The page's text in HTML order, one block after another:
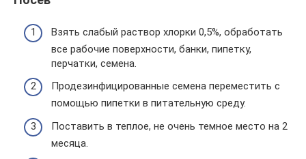
Взять слабый раствор хлорки 0,5%, обработать
все рабочие поверхности, банки, пипетку,
перчатки, семена.
Продезинфицированные семена переместить с
помощью пипетки в питательную среду.
Поставить в теплое, не очень темное место на 2
месяца.